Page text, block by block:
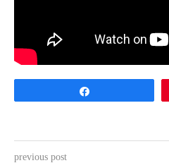
previous post